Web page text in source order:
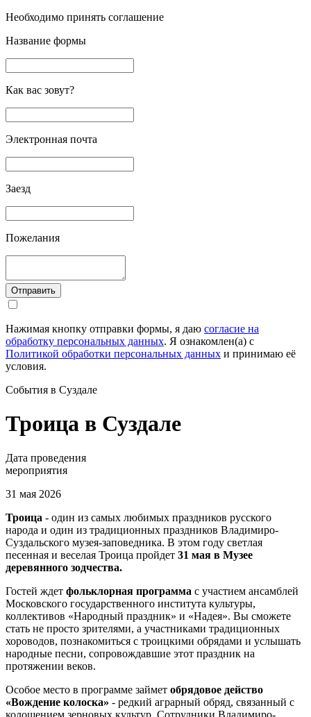
Необходимо принять соглашение
Название формы
Как вас зовут?
Электронная почта
Заезд
Пожелания
Отправить
Нажимая кнопку отправки формы, я даю согласие на
обработку персональных данных. Я ознакомлен(а) с
Политикой обработки персональных данных и принимаю её
условия.
События в Суздале
Троица в Суздале
Дата проведения
мероприятия
31 мая 2026
Троица - один из самых любимых праздников русского
народа и один из традиционных праздников Владимиро-
Суздальского музея-заповедника. В этом году светлая
песенная и веселая Троица пройдет 31 мая в Музее
деревянного зодчества.
Гостей ждет фольклорная программа с участием ансамблей
Московского государственного института культуры,
коллективов «Народный праздник» и «Надея». Вы сможете
стать не просто зрителями, а участниками традиционных
хороводов, познакомиться с троицкими обрядами и услышать
народные песни, сопровождавшие этот праздник на
протяжении веков.
Особое место в программе займет обрядовое действо
«Вождение колоска» - редкий аграрный обряд, связанный с
колошением зерновых культур. Сотрудники Владимиро-